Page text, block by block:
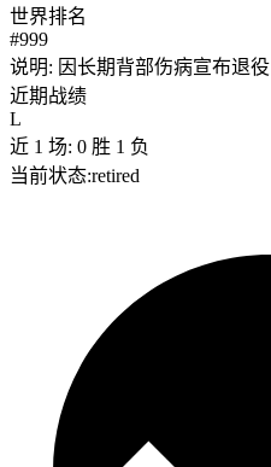
世界排名
#999
说明: 因长期背部伤病宣布退役
近期战绩
L
近 1 场: 0 胜 1 负
当前状态:retired